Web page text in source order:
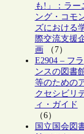
も!」：ラー
ング・コモ
ズにおける
際交流支援
画（7）
E2904 – フラ
ンスの図書
等のための
クセシビリ
ィ・ガイド
（6）
国立国会図